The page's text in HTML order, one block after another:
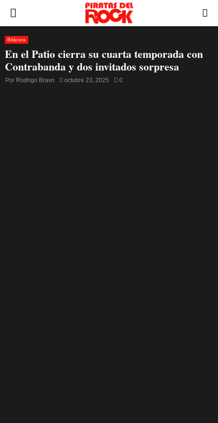
PRIMARY
MENU
Bitácora
En el Patio cierra su cuarta temporada con
Contrabanda y dos invitados sorpresa
Por Rodrigo Bravo octubre 23, 2025 0